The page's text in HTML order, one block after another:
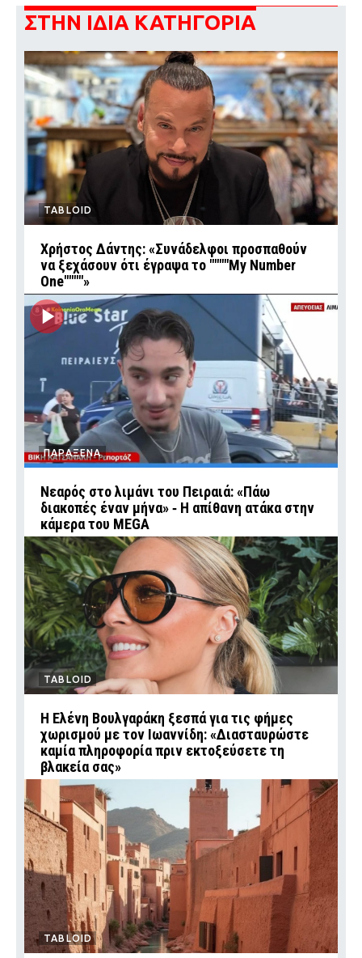
ΣΤΗΝ ΙΔΙΑ ΚΑΤΗΓΟΡΙΑ
TABLOID
Χρήστος Δάντης: «Συνάδελφοι προσπαθούν
να ξεχάσουν ότι έγραψα το """"My Number
One""""»
ΠΑΡΑΞΕΝΑ
Νεαρός στο λιμάνι του Πειραιά: «Πάω
διακοπές έναν μήνα» ‑ Η απίθανη ατάκα στην
κάμερα του MEGA
TABLOID
Η Ελένη Βουλγαράκη ξεσπά για τις φήμες
χωρισμού με τον Ιωαννίδη: «Διασταυρώστε
καμία πληροφορία πριν εκτοξεύσετε τη
βλακεία σας»
TABLOID